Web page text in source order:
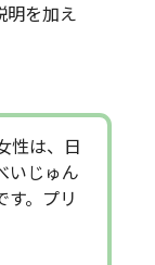
明を加え
性は、日
いじゅん
す。プリ